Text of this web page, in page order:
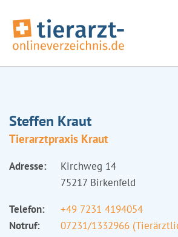
Steffen Kraut
Tierarztpraxis Kraut
Adresse:
Kirchweg 14
75217 Birkenfeld
Telefon:
+49 7231 4194054
Notruf:
07231/1332966